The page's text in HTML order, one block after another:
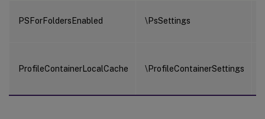
PSForFoldersEnabled \PsSettings
ProfileContainerLocalCache \ProfileContainerSettings